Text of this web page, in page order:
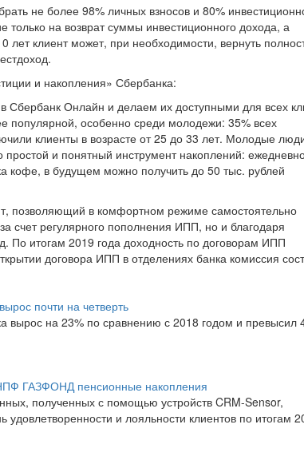
не более 98% личных взносов и 80%
только на возврат суммы инвестиционного дохода, а
клиент может, при необходимости, вернуть
и накопления» Сбербанка:
Онлайн и делаем их доступными для всех
популярной, особенно среди молодежи: 35% всех
клиенты в возрасте от 25 до 33 лет. Молодые
и понятный инструмент накоплений:
кофе, в будущем можно получить до 50 тыс. рублей
позволяющий в комфортном режиме самостоятельно
счет регулярного пополнения ИПП, но и благодаря
По итогам 2019 года доходность по договорам ИПП
договора ИПП в отделениях банка комиссия
почти на четверть
на 23% по сравнению с 2018 годом и превысил
НПФ ГАЗФОНД пенсионные накопления
полученных с помощью устройств CRM-Sensor,
и лояльности клиентов по итогам